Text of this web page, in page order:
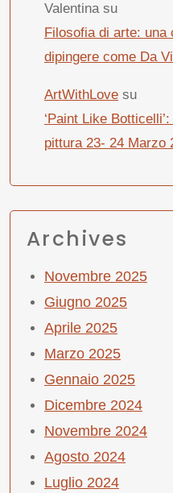
Valentinasu
Filosofia di arte: una
dipingere come Da
ArtWithLove su
‘Paint Like
pittura 23- 24 Marzo
Archives
Novembre 2025
Giugno 2025
Aprile 2025
Marzo 2025
Gennaio 2025
Dicembre 2024
Novembre 2024
Agosto 2024
Luglio 2024